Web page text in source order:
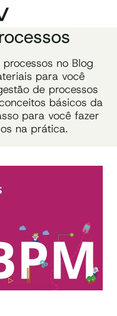
no Blog
para você
de processos
básicos da
para você fazer
na prática.